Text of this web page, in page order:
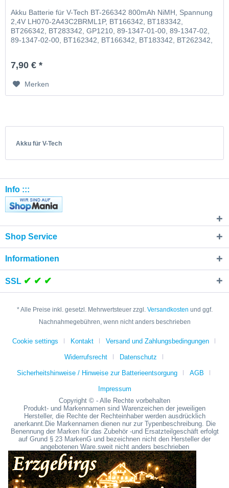
Akku Batterie für V-Tech BT-266342 800mAh NiMH, Spannung
2,4V LH070-2A43C2BRML1P, BT166342, BT183342,
BT266342, BT283342, GP1210, 89-1347-01-00, 89-1347-02,
89-1347-02-00, BT162342, BT166342, BT183342, BT262342,
7,90 € *
Merken
Akku für V-Tech
Info :::
Shop Service
Informationen
SSL ✔ ✔ ✔
* Alle Preise inkl. gesetzl. Mehrwertsteuer zzgl. Versandkosten und ggf.
Nachnahmegebühren, wenn nicht anders beschrieben
Cookie settings Kontakt Versand und Zahlungsbedingungen
Widerrufsrecht Datenschutz
Sicherheitshinweise / Hinweise zur Batterieentsorgung AGB
Impressum
Copyright © - Alle Rechte vorbehalten
Produkt- und Markennamen sind Warenzeichen der jeweiligen
Hersteller, die Rechte der Rechteinhaber werden ausdrücklich
anerkannt.Die Markennamen dienen nur zur Typenbeschreibung. Die
Benennung der Marken für das Zubehör -und Ersatzteilgeschäft erfolgt
auf Grund § 23 MarkenG und bezeichnen nicht den Hersteller der
angebotenen Ware.sweit nicht anders beschrieben